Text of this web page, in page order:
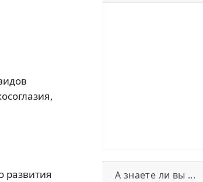
развития
А знаете ли вы ...